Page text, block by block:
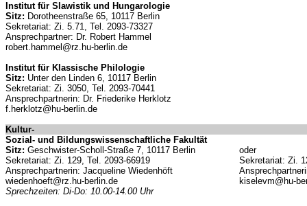
Institut für Slawistik und Hungarologie
Sitz: Dorotheenstraße 65, 10117 Berlin
Sekretariat: Zi. 5.71, Tel. 2093-73327
Ansprechpartner: Dr. Robert Hammel
robert.hammel@rz.hu-berlin.de
Institut für Klassische Philologie
Sitz: Unter den Linden 6, 10117 Berlin
Sekretariat: Zi. 3050, Tel. 2093-70441
Ansprechpartnerin: Dr. Friederike Herklotz
f.herklotz@hu-berlin.de
Kultur-
Sozial- und Bildungswissenschaftliche Fakultät
Sitz: Geschwister-Scholl-Straße 7, 10117 Berlin
Sekretariat: Zi. 129, Tel. 2093-66919
Ansprechpartnerin: Jacqueline Wiedenhöft
wiedenhoeft@rz.hu-berlin.de
Sprechzeiten: Di-Do: 10.00-14.00 Uhr
oder
Sekretariat: Zi.
kiselevm@hu-